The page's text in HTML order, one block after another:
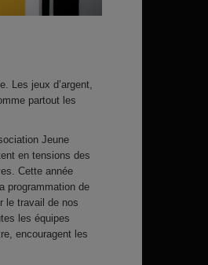
Les jeux d’argent,
partout les
Jeune
en tensions des
Cette année
programmation de
le travail de nos
les équipes
encouragent les